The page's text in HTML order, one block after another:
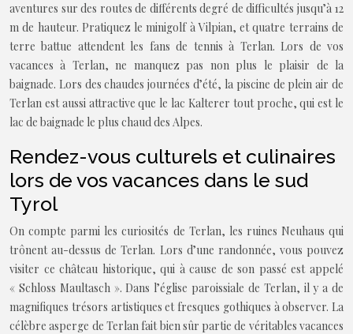
aventures sur des routes de différents degré de difficultés jusqu’à 12
m de hauteur. Pratiquez le minigolf à Vilpian, et quatre terrains de
terre battue attendent les fans de tennis à Terlan. Lors de vos
vacances à Terlan, ne manquez pas non plus le plaisir de la
baignade. Lors des chaudes journées d’été, la piscine de plein air de
Terlan est aussi attractive que le lac Kalterer tout proche, qui est le
lac de baignade le plus chaud des Alpes.
Rendez-vous culturels et culinaires
lors de vos vacances dans le sud
Tyrol
On compte parmi les curiosités de Terlan, les ruines Neuhaus qui
trônent au-dessus de Terlan. Lors d’une randonnée, vous pouvez
visiter ce château historique, qui à cause de son passé est appelé
« Schloss Maultasch ». Dans l’église paroissiale de Terlan, il y a de
magnifiques trésors artistiques et fresques gothiques à observer. La
célèbre asperge de Terlan fait bien sûr partie de véritables vacances